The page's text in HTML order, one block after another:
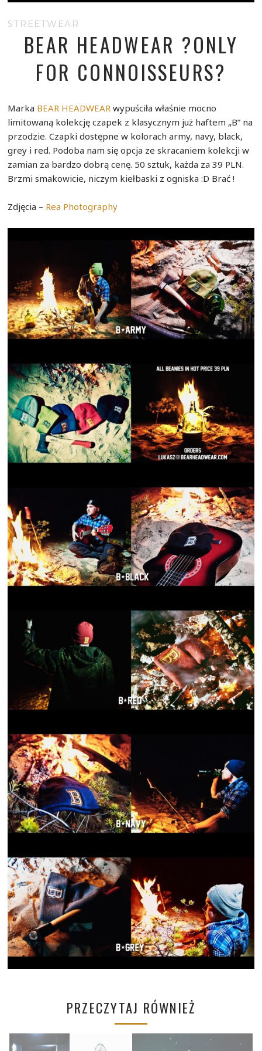
STREETWEAR
BEAR HEADWEAR ?ONLY
FOR CONNOISSEURS?
Marka BEAR HEADWEAR wypuściła właśnie mocno
limitowaną kolekcję czapek z klasycznym już haftem „B” na
przodzie. Czapki dostępne w kolorach army, navy, black,
grey i red. Podoba nam się opcja ze skracaniem kolekcji w
zamian za bardzo dobrą cenę. 50 sztuk, każda za 39 PLN.
Brzmi smakowicie, niczym kiełbaski z ogniska :D Brać !
Zdjęcia – Rea Photography
PRZECZYTAJ RÓWNIEŻ